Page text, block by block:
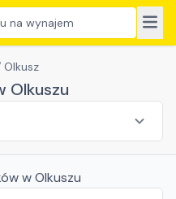
na wynajem
Olkusz
Olkuszu
w Olkuszu